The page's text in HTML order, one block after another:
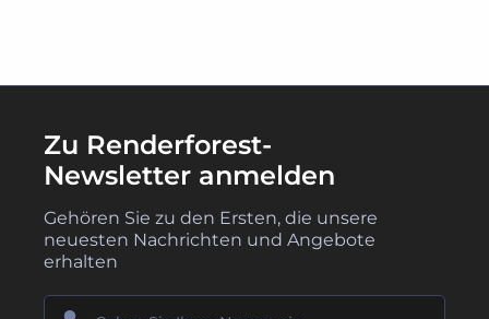
Zu Renderforest-
Newsletter anmelden
Gehören Sie zu den Ersten, die unsere
neuesten Nachrichten und Angebote
erhalten